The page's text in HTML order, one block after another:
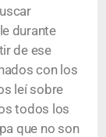
durante
de ese
con los
leí sobre
todos los
que no son